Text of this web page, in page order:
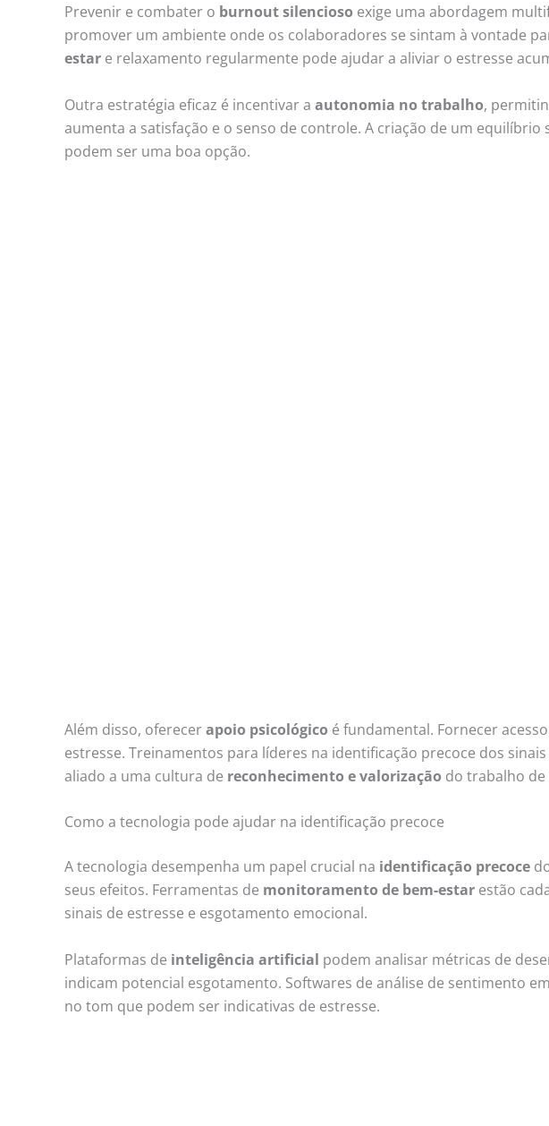
Prevenir e combater o burnout silencioso exige uma abordagem
promover um ambiente onde os colaboradores se sintam à vontade
estar e relaxamento regularmente pode ajudar a aliviar o estresse
Outra estratégia eficaz é incentivar a autonomia no trabalho,
aumenta a satisfação e o senso de controle. A criação de um
podem ser uma boa opção.
Além disso, oferecerapoio psicológico é fundamental. Fornecer
estresse. Treinamentos para líderes na identificação precoce dos
aliado a uma cultura de reconhecimento e valorização do trabalho
Como a tecnologia pode ajudar na identificação precoce
A tecnologia desempenha um papel crucial na identificação precoce
seus efeitos. Ferramentas de monitoramento de bem-estar estão
sinais de estresse e esgotamento emocional.
Plataformas de inteligência artificial podem analisar métricas de
indicam potencial esgotamento. Softwares de análise de sentimento
no tom que podem ser indicativas de estresse.